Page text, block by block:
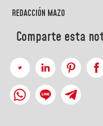
REDACCIÓN MAZO
Comparte esta